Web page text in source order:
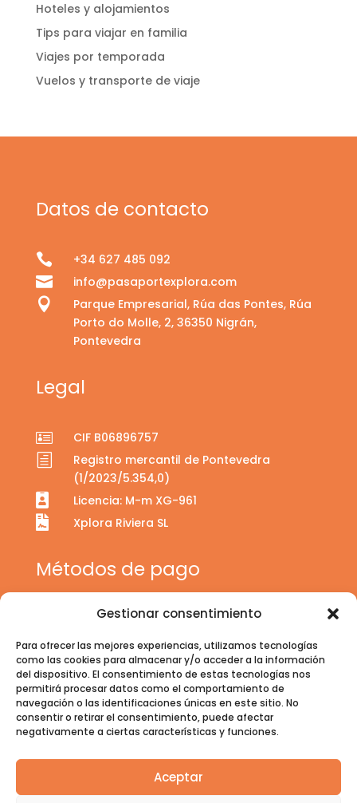
Gestionar consentimiento
Para ofrecer las mejores experiencias, utilizamos tecnologías
como las cookies para almacenar y/o acceder a la información
del dispositivo. El consentimiento de estas tecnologías nos
permitirá procesar datos como el comportamiento de
navegación o las identificaciones únicas en este sitio. No
consentir o retirar el consentimiento, puede afectar
negativamente a ciertas características y funciones.
Aceptar
Hoteles y alojamientos
Tips para viajar en familia
Viajes por temporada
Vuelos y transporte de viaje
Datos de contacto
 +34 627 485 092
 info@pasaportexplora.com

Parque Empresarial, Rúa das Pontes, Rúa
Porto do Molle, 2, 36350 Nigrán,
Pontevedra
Legal
 CIF B06896757
h
Registro mercantil de Pontevedra
(1/2023/5.354,0)
 Licencia: M-m XG-961
 Xplora Riviera SL
Métodos de pago